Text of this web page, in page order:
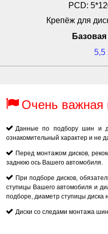
PCD:
Крепёж для
5,5
Очень
Данные по подбору шин и
ознакомительный характер и не
Перед монтажом дисков,
заднюю ось Вашего автомобиля.
При подборе дисков,
ступицы Вашего автомобиля и
подборе, диаметр ступицы диска
Диски со следами монтажа